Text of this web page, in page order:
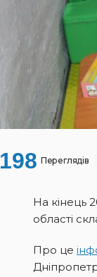
198 Переглядів
На кінець
області
Про це